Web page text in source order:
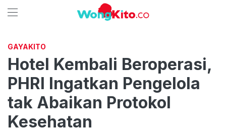
GAYAKITO
Hotel Kembali Beroperasi,
PHRI Ingatkan Pengelola
tak Abaikan Protokol
Kesehatan